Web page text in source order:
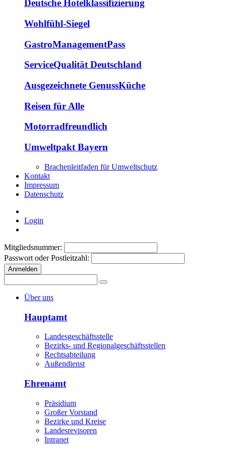
Deutsche Hotelklassifizierung
Wohlfühl-Siegel
GastroManagementPass
ServiceQualität Deutschland
Ausgezeichnete GenussKüche
Reisen für Alle
Motorradfreundlich
Umweltpakt Bayern
Brachenleitfaden für Umweltschutz
Kontakt
Impressum
Datenschutz
Login
Mitgliedsnummer:
Passwort oder Postleitzahl:
Anmelden
Über uns
Hauptamt
Landesgeschäftsstelle
Bezirks- und Regionalgeschäftsstellen
Rechtsabteilung
Außendienst
Ehrenamt
Präsidium
Großer Vorstand
Bezirke und Kreise
Landesrevisoren
Intranet